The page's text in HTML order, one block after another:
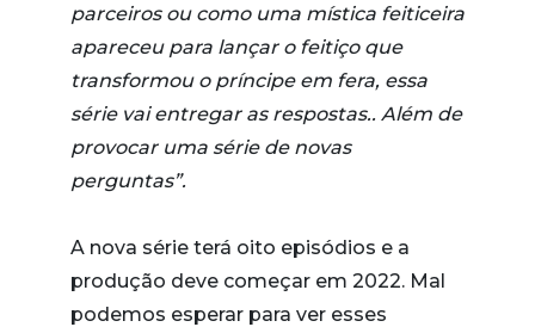
parceiros ou como uma mística feiticeira
apareceu para lançar o feitiço que
transformou o príncipe em fera, essa
série vai entregar as respostas.. Além de
provocar uma série de novas
perguntas”.
A nova série terá oito episódios e a
produção deve começar em 2022. Mal
podemos esperar para ver esses